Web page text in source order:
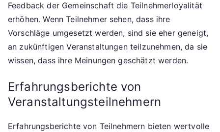
Feedback der Gemeinschaft die Teilnehmerloyalität
erhöhen. Wenn Teilnehmer sehen, dass ihre
Vorschläge umgesetzt werden, sind sie eher geneigt,
an zukünftigen Veranstaltungen teilzunehmen, da sie
wissen, dass ihre Meinungen geschätzt werden.
Erfahrungsberichte von
Veranstaltungsteilnehmern
Erfahrungsberichte von Teilnehmern bieten wertvolle